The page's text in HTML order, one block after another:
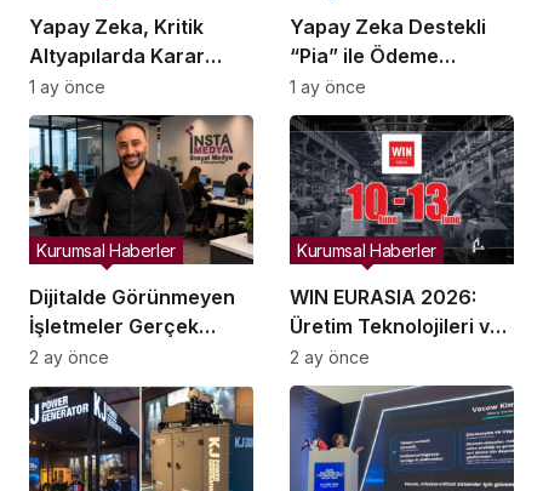
Yapay Zeka, Kritik
Altyapılarda Karar
Alma Süreçlerini
Yeniden Şekillendiriyor
1 ay önce
Yapay Zeka Destekli
“Pia” ile Ödeme
Entegrasyonları
Hızlanıyor mu?
1 ay önce
Dijitalde Görünmeyen
İşletmeler Gerçek
Hayatta da Kaybolur
mu?
Kurumsal Haberler
2 ay önce
WIN EURASIA 2026:
Üretim Teknolojileri ve
Dijital Ticaret
İstanbul’da Buluşuyor
Kurumsal Haberler
2 ay önce